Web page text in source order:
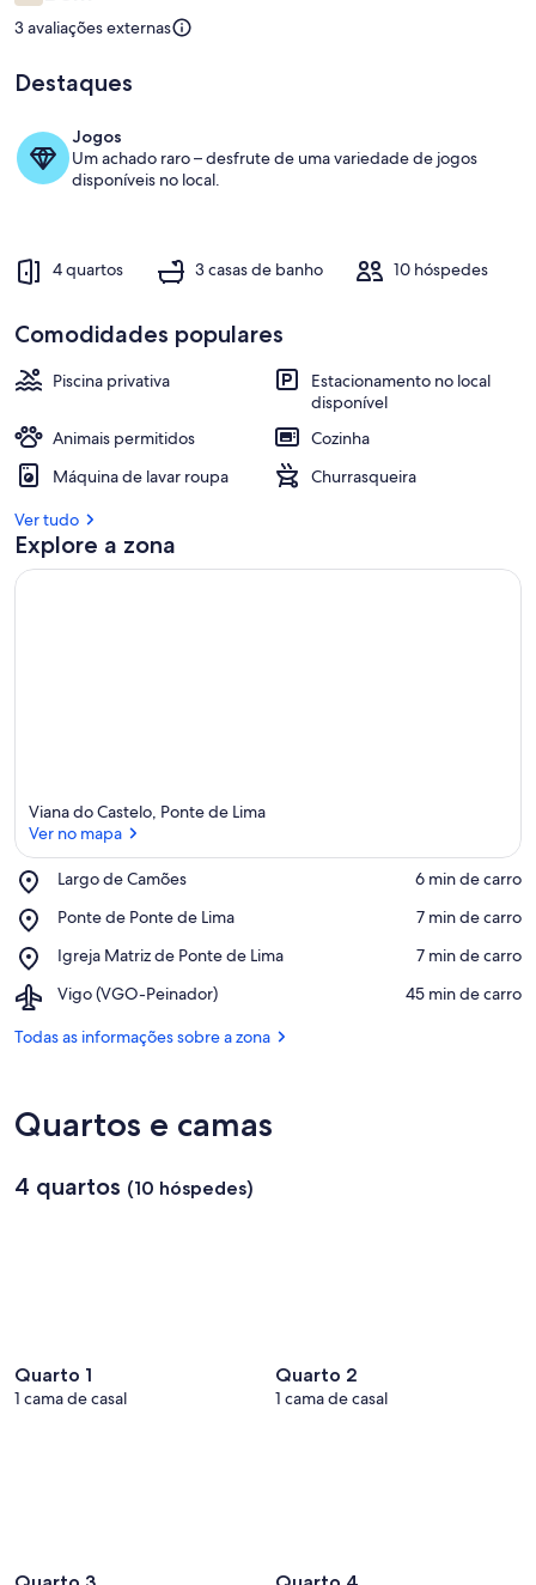
para
Casa
da
Professora
Piscina
3 avaliações externas
Destaques
Jogos
Um achado raro – desfrute de uma variedade de jogos
disponíveis no local.
4 quartos 3 casas de banho 10 hóspedes
Comodidades populares
Piscina privativa
Estacionamento no local
disponível
Animais permitidos
Cozinha
Máquina de lavar roupa
Churrasqueira
Ver tudo
Explore a zona
Viana do Castelo, Ponte de Lima
Ver no mapa
Largo de Camões
Place,
de
‪6 min de carro‬
Ponte de Ponte de Lima
Place,
de
de
‪7 min de carro‬
Igreja Matriz de Ponte de Lima
Place,
Matriz
Ponte
‪7 min de carro‬
Vigo (VGO-Peinador)
Airport,
(VGO-
‪45 min de carro‬
Todas as informações sobre a zona
Quartos e camas
4 quartos (10 hóspedes)
Quarto 1
1 cama de casal
Quarto 2
1 cama de casal